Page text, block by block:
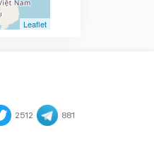
Leaflet
2512 881